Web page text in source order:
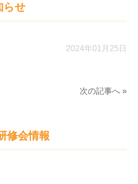
らせ
2024年01月25日
次の記事へ »
修会情報